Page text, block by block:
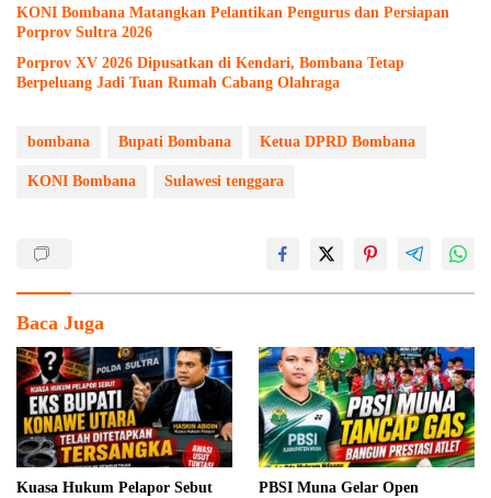
KONI Bombana Matangkan Pelantikan Pengurus dan Persiapan
Porprov Sultra 2026
Porprov XV 2026 Dipusatkan di Kendari, Bombana Tetap
Berpeluang Jadi Tuan Rumah Cabang Olahraga
bombana Bupati Bombana Ketua DPRD Bombana
KONI Bombana Sulawesi tenggara
Baca Juga
Kuasa Hukum Pelapor Sebut
PBSI Muna Gelar Open